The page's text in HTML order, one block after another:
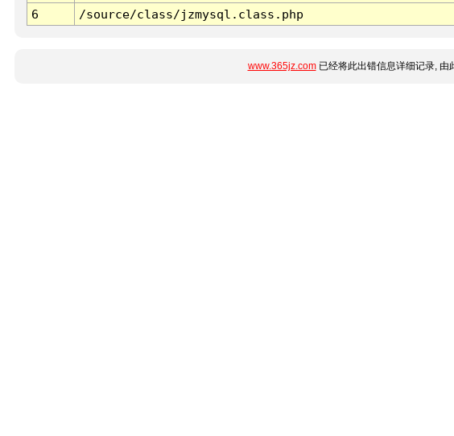
6
/source/class/jzmysql.class.php
www.365jz.com已经将此出错信息详细记录, 由